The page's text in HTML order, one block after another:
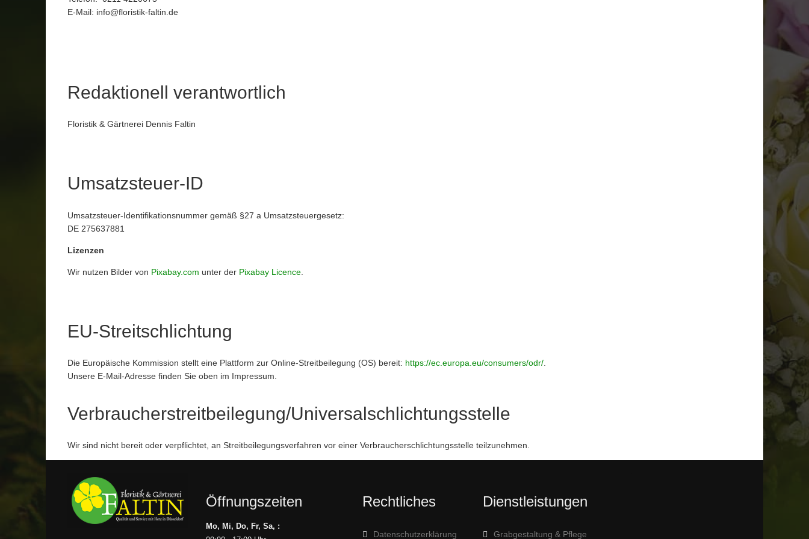
E-Mail: info@floristik-faltin.de
Redaktionell verantwortlich
Floristik & Gärtnerei Dennis Faltin
Umsatzsteuer-ID
Umsatzsteuer-Identifikationsnummer gemäß §27 a Umsatzsteuergesetz:
DE 275637881
Lizenzen
Wir nutzen Bilder von Pixabay.com unter der Pixabay Licence
EU-Streitschlichtung
Die Europäische Kommission stellt eine Plattform zur Online-Streitbeilegung (OS) bereit: https://ec.europa.eu/consumers/odr/
Unsere E-Mail-Adresse finden Sie oben im Impressum.
Verbraucher­streit­beilegung/Universal­schlichtungs­stelle
Wir sind nicht bereit oder verpflichtet, an Streitbeilegungsverfahren vor einer Verbraucherschlichtungsstelle teilzunehmen.
Öffnungszeiten
Mo, Mi, Do, Fr, Sa, :
Rechtliches
Datenschutzerklärung
Dienstleistungen
Grabgestaltung & Pflege